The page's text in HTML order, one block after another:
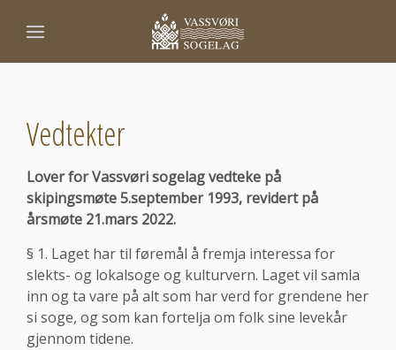
Vedtekter
Lover for Vassvøri sogelagvedteke på
skipingsmøte 5.september 1993, revidert på
årsmøte 21.mars 2022.
§ 1. Laget har til føremål å fremja interessa for
slekts- og lokalsoge og kulturvern. Laget vil samla
inn og ta vare på alt som har verd for grendene her
si soge, og som kan fortelja om folk sine levekår
gjennom tidene.